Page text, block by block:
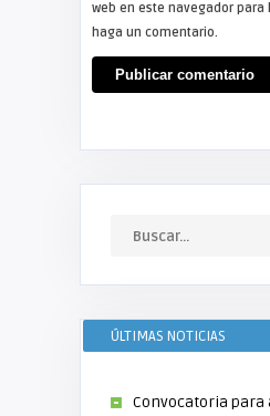
web en este navegador para
haga un comentario.
ÚLTIMAS NOTICIAS
Convocatoria para